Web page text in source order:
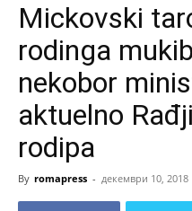
Mickovski
rodinga
nekobor
aktuelno
rodipa
By romapress - декември 10, 2018